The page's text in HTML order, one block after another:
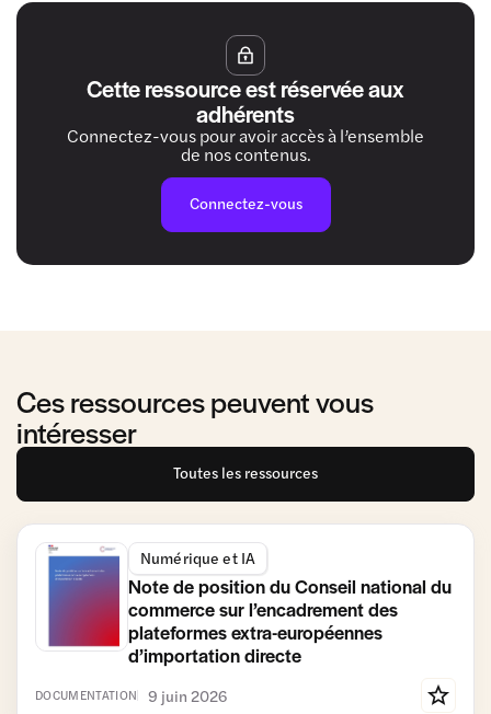
Cette ressource est réservée aux
adhérents
Connectez-vous pour avoir accès à l’ensemble
de nos contenus.
Connectez-vous
Ces ressources peuvent vous
intéresser
Toutes les ressources
Numérique et IA
Note de position du Conseil national du
commerce sur l’encadrement des
plateformes extra-européennes
d’importation directe
DOCUMENTATION 9 juin 2026